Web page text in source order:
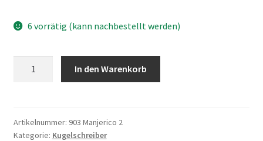
6 vorrätig (kann nachbestellt werden)
In den Warenkorb
Artikelnummer: 903 Manjerico 2
Kategorie: Kugelschreiber